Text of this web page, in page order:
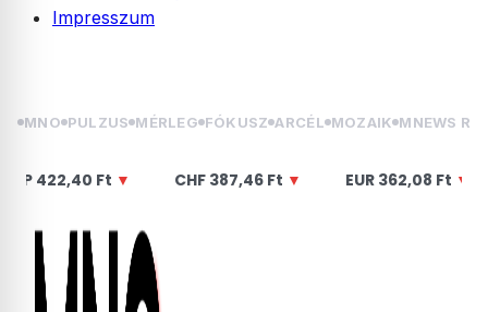
Impresszum
content
MNO PULZUS MÉRLEG FÓKUSZ ARCÉL MOZAIK MNEWS
Ft ▼ CHF 387,46 Ft▼ EUR 362,08 Ft▼